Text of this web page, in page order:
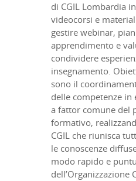
di CGIL Lombardia
videocorsi e
gestire webinar,
apprendimento e
condividere
insegnamento.
sono il
delle competenze in
a fattor comune del
formativo,
CGIL che riunisca
le conoscenze
modo rapido e
dell’Organizzazione